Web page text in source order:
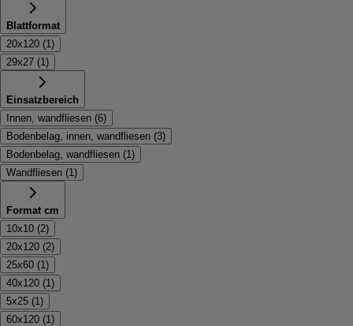
Blattformat
20x120 (1)
29x27 (1)
Einsatzbereich
Innen, wandfliesen (6)
Bodenbelag, innen, wandfliesen (3)
Bodenbelag, wandfliesen (1)
Wandfliesen (1)
Format cm
10x10 (2)
20x120 (2)
25x60 (1)
40x120 (1)
5x25 (1)
60x120 (1)